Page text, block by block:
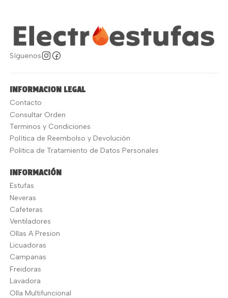
Síguenos
INFORMACION LEGAL
Contacto
Consultar Orden
Terminos y Condiciones
Política de Reembolso y Devolución
Politica de Tratamiento de Datos Personales
INFORMACIÓN
Estufas
Neveras
Cafeteras
Ventiladores
Ollas A Presion
Licuadoras
Campanas
Freidoras
Lavadora
Olla Multifuncional